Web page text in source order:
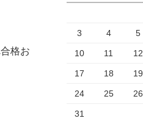
格お
3 4 5
10 11 12
17 18 19
24 25 26
31